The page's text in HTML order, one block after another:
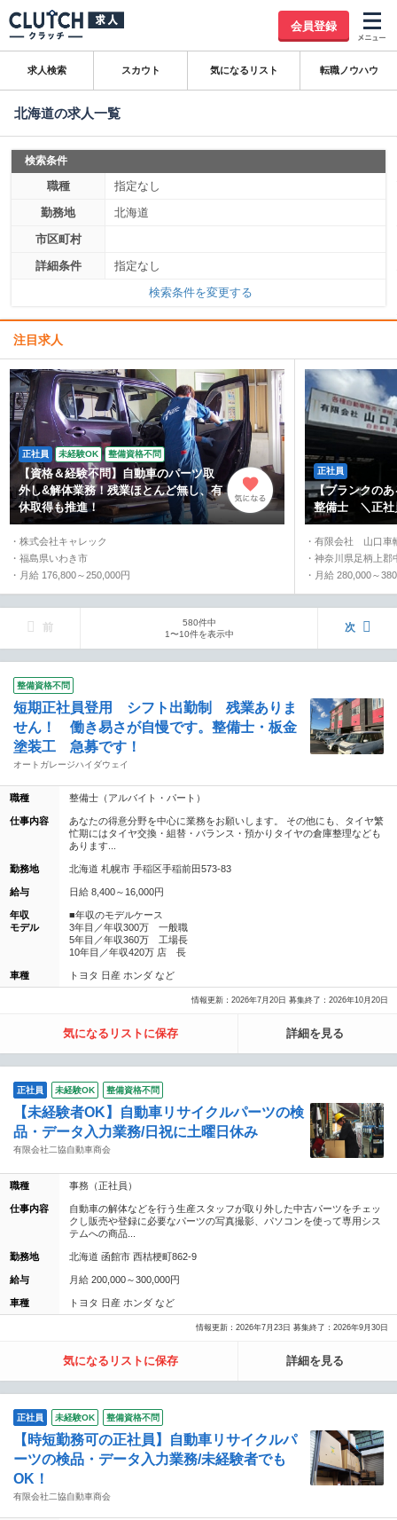
会員登録
求人検索 スカウト 気になるリスト 転職ノウハウ
北海道の求人一覧
検索条件
職種
指定なし
勤務地
北海道
市区町村
詳細条件
指定なし
検索条件を変更する
注目求人
正社員 未経験OK 整備資格不問
【資格＆経験不問】自動車のパーツ取
外し&解体業務！残業ほとんど無し、有
休取得も推進！
・株式会社キャレック
・福島県いわき市
・月給 176,800～250,000円
正社員
【ブランクの
整備士 ＼正社
・有限会社 山口車
・神奈川県足柄上郡
・月給 280,000～
前
580件中
1〜10件を表示中
次
整備資格不問
短期正社員登用 シフト出勤制 残業ありま
せん！ 働き易さが自慢です。整備士・板金
塗装工 急募です！
オートガレージハイダウェイ
職種 整備士（アルバイト・パート）
仕事内容
あなたの得意分野を中心に業務をお願いします。 その他にも、タイヤ繁
忙期にはタイヤ交換・組替・バランス・預かりタイヤの倉庫整理なども
あります...
勤務地 北海道 札幌市 手稲区手稲前田573-83
給与 日給 8,400～16,000円
年収
モデル
■年収のモデルケース
3年目／年収300万 一般職
5年目／年収360万 工場長
10年目／年収420万 店 長
車種 トヨタ 日産 ホンダ など
情報更新：2026年7月20日 募集終了：2026年10月20日
気になるリストに保存 詳細を見る
正社員 未経験OK 整備資格不問
【未経験者OK】自動車リサイクルパーツの検
品・データ入力業務/日祝に土曜日休み
有限会社二協自動車商会
職種 事務（正社員）
仕事内容
自動車の解体などを行う生産スタッフが取り外した中古パーツをチェッ
クし販売や登録に必要なパーツの写真撮影、パソコンを使って専用シス
テムへの商品...
勤務地 北海道 函館市 西桔梗町862-9
給与 月給 200,000～300,000円
車種 トヨタ 日産 ホンダ など
情報更新：2026年7月23日 募集終了：2026年9月30日
気になるリストに保存 詳細を見る
正社員 未経験OK 整備資格不問
【時短勤務可の正社員】自動車リサイクルパ
ーツの検品・データ入力業務/未経験者でも
OK！
有限会社二協自動車商会